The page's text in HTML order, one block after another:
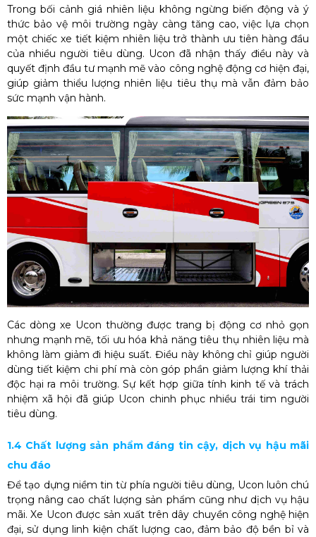
Trong bối cảnh giá nhiên liệu không ngừng biến động và ý
thức bảo vệ môi trường ngày càng tăng cao, việc lựa chọn
một chiếc xe tiết kiệm nhiên liệu trở thành ưu tiên hàng đầu
của nhiều người tiêu dùng. Ucon đã nhận thấy điều này và
quyết định đầu tư mạnh mẽ vào công nghệ động cơ hiện đại,
giúp giảm thiểu lượng nhiên liệu tiêu thụ mà vẫn đảm bảo
sức mạnh vận hành.
Các dòng xe Ucon thường được trang bị động cơ nhỏ gọn
nhưng mạnh mẽ, tối ưu hóa khả năng tiêu thụ nhiên liệu mà
không làm giảm đi hiệu suất. Điều này không chỉ giúp người
dùng tiết kiệm chi phí mà còn góp phần giảm lượng khí thải
độc hại ra môi trường. Sự kết hợp giữa tính kinh tế và trách
nhiệm xã hội đã giúp Ucon chinh phục nhiều trái tim người
tiêu dùng.
1.4 Chất lượng sản phẩm đáng tin cậy, dịch vụ hậu mãi
chu đáo
Để tạo dựng niềm tin từ phía người tiêu dùng, Ucon luôn chú
trọng nâng cao chất lượng sản phẩm cũng như dịch vụ hậu
mãi. Xe Ucon được sản xuất trên dây chuyền công nghệ hiện
đại, sử dụng linh kiện chất lượng cao, đảm bảo độ bền bỉ và